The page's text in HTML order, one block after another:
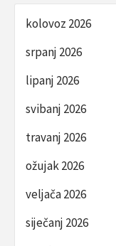
kolovoz 2026
srpanj 2026
lipanj 2026
svibanj 2026
travanj 2026
ožujak 2026
veljača 2026
siječanj 2026